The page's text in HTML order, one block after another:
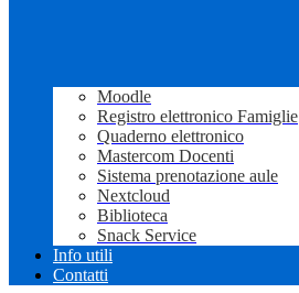
Moodle
Registro elettronico Famiglie
Quaderno elettronico
Mastercom Docenti
Sistema prenotazione aule
Nextcloud
Biblioteca
Snack Service
Info utili
Contatti